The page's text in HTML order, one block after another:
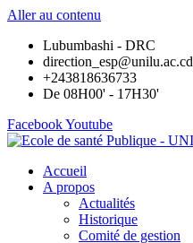
Aller au contenu
Lubumbashi - DRC
direction_esp@unilu.ac.cd
+243818636733
De 08H00' - 17H30'
FacebookYoutube
Accueil
A propos
Actualités
Historique
Comité de gestion